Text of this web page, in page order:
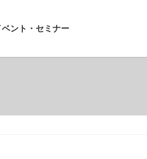
ベント・セミナー